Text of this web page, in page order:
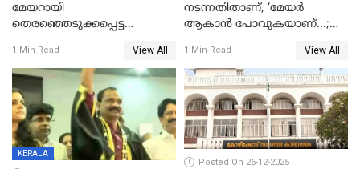
മേയറായി
തെരഞ്ഞെടുക്കപ്പെട്ട
ആദ്യ വോട്ട് അസാധു; കണ്ണൂർ
ഡെപ്യൂട്ടി മേയർ സ്ഥാനത്ത്
താഹിറിന് വിജയം
1 Min Read View All
നടന്നതിതാണ്, ‘മേയർ
ആകാൻ പോവുകയാണ്...;
മുഖ്യമന്ത്രിയുടെ ഓഫീസ്
തന്നെ വിശദീകരിയ്ക്കുന്നു;
സത്യമിതാണ്
1 Min Read View All
KERALA
Posted On 26-12-2025